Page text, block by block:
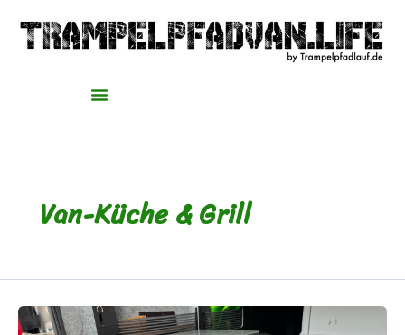
Inhalt
springen
Van-Küche & Grill